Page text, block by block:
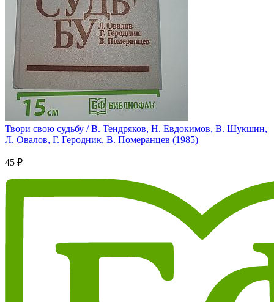
Твори свою судьбу / В. Тендряков, Н. Евдокимов, В. Шукшин,
Л. Овалов, Г. Геродник, В. Померанцев (1985)
45 ₽